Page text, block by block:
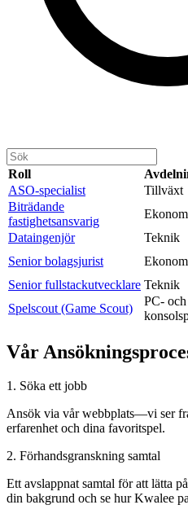
Roll
ASO-specialist
Tillväxt
Biträdande
fastighetsansvarig
Dataingenjör
Teknik
Senior bolagsjurist
Senior fullstackutvecklare Teknik
Spelscout (Game Scout)
PC- och
Vår
1. Söka ett jobb
Ansök via vår webbplats—vi ser
erfarenhet och dina favoritspel.
2. Förhandsgranskning samtal
Ett avslappnat samtal för att lätta
din bakgrund och se hur Kwalee